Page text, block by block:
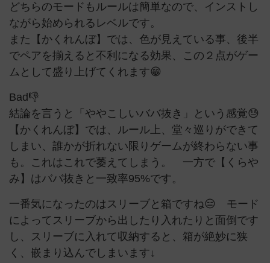
どちらのモードもルールは簡単なので、インストし
ながら始められるレベルです。
また【かくれんぼ】では、色が見えている事、後半
でペアを揃えると不利になる効果、この２点がゲー
ムとして盛り上げてくれます😁
Bad👎
結論を言うと「ややこしいババ抜き」という感覚😓
【かくれんぼ】では、ルール上、堂々巡りができて
しまい、誰かが折れない限りゲームが終わらない事
も。これはこれで萎えてしまう。 一方で【くらや
み】はババ抜きと一致率95%です。
一番気になったのはスリーブと箱ですね😑 モード
によってスリーブから出したり入れたりと面倒です
し、スリーブに入れて収納すると、箱が絶妙に狭
く、嵌まり込んでしまいます↓